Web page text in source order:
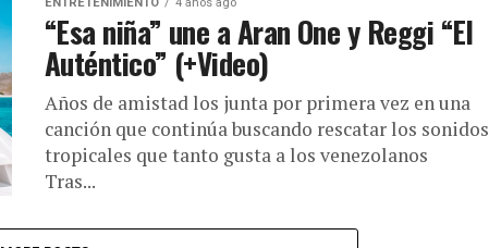
“Esa niña” une a Aran One y Reggi “El
Auténtico” (+Video)
Años de amistad los junta por primera vez en una
canción que continúa buscando rescatar los sonidos
tropicales que tanto gusta a los venezolanos
Tras...